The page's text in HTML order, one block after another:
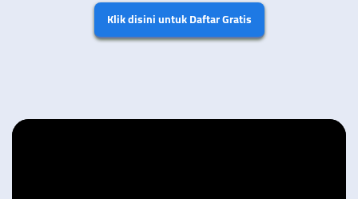
Klik disini untuk Daftar Gratis